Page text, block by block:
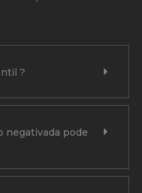
?
negativada pode